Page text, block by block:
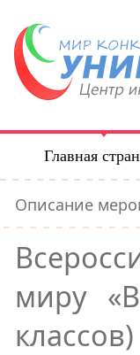
Главная
Описание
миру
классов)